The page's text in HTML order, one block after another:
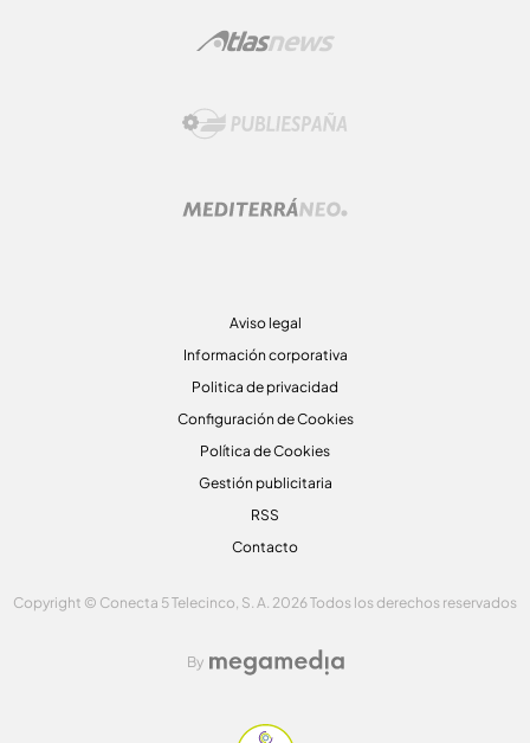
Aviso legal
Información corporativa
Politica de privacidad
Configuración de Cookies
Política de Cookies
Gestión publicitaria
RSS
Contacto
Copyright © Conecta 5 Telecinco, S. A. 2026 Todos los derechos reservados
By